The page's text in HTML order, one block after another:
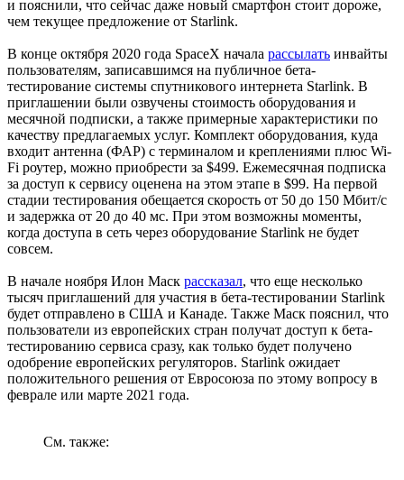
и пояснили, что сейчас даже новый смартфон стоит дороже,
чем текущее предложение от Starlink.
В конце октября 2020 года SpaceX начала рассылать инвайты
пользователям, записавшимся на публичное бета-
тестирование системы спутникового интернета Starlink. В
приглашении были озвучены стоимость оборудования и
месячной подписки, а также примерные характеристики по
качеству предлагаемых услуг. Комплект оборудования, куда
входит антенна (ФАР) с терминалом и креплениями плюс Wi-
Fi роутер, можно приобрести за $499. Ежемесячная подписка
за доступ к сервису оценена на этом этапе в $99. На первой
стадии тестирования обещается скорость от 50 до 150 Мбит/с
и задержка от 20 до 40 мс. При этом возможны моменты,
когда доступа в сеть через оборудование Starlink не будет
совсем.
В начале ноября Илон Маск рассказал, что еще несколько
тысяч приглашений для участия в бета-тестировании Starlink
будет отправлено в США и Канаде. Также Маск пояснил, что
пользователи из европейских стран получат доступ к бета-
тестированию сервиса сразу, как только будет получено
одобрение европейских регуляторов. Starlink ожидает
положительного решения от Евросоюза по этому вопросу в
феврале или марте 2021 года.
См. также: